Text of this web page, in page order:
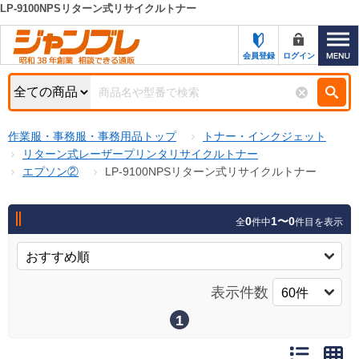
カテゴリー一覧
お知らせ
特集・キャンペーン一覧
初めての方へ
お問い合わせ
新規登録キャンペーン
キーワード検索
検索条件
商品カテゴリから選ぶ
商品ステータスで絞る
キャンペーン
LP-9100NPSリターン式リサイクルトナー
会員登録 ログイン
作業服・事務服・事務用品トップ
トナー・インクジェット
リターン式レーザープリンタリサイクルトナー
エプソン②
LP-9100NPSリターン式リサイクルトナー
全0件中1〜0件目を表示
表示件数
1